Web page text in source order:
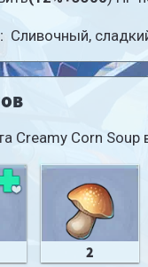
Сливочный,
Creamy Corn Soup
2